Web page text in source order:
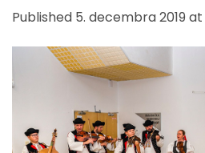
Published 5. decembra 2019 at